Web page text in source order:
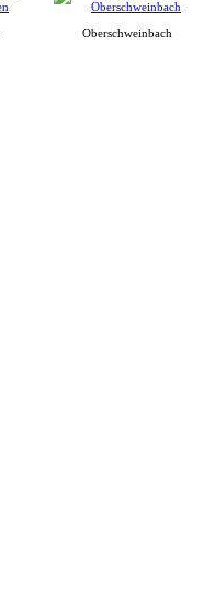
Oberschweinbach